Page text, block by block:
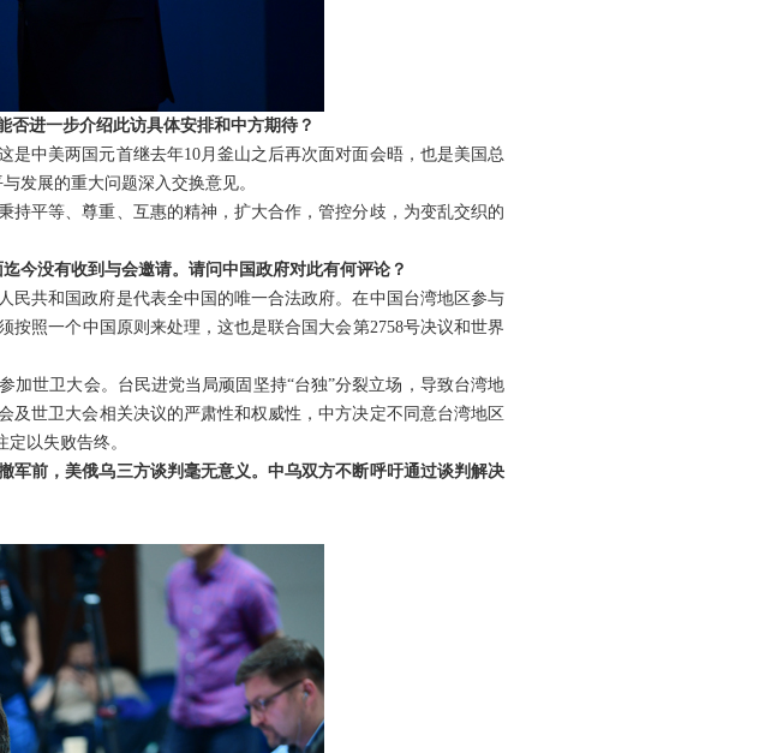
进一步介绍此访具体安排和中方期待？
中美两国元首继去年10月釜山之后再次面对面会晤，也是美国总
发展的重大问题深入交换意见。
平等、尊重、互惠的精神，扩大合作，管控分歧，为变乱交织的
今没有收到与会邀请。请问中国政府对此有何评论？
共和国政府是代表全中国的唯一合法政府。在中国台湾地区参与
照一个中国原则来处理，这也是联合国大会第2758号决议和世界
世卫大会。台民进党当局顽固坚持“台独”分裂立场，导致台湾地
及世卫大会相关决议的严肃性和权威性，中方决定不同意台湾地区
以失败告终。
前，美俄乌三方谈判毫无意义。中乌双方不断呼吁通过谈判解决